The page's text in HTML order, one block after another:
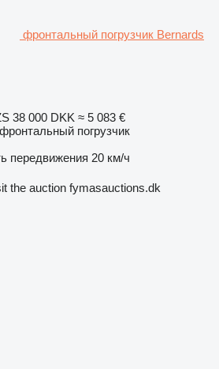
фронтальный погрузчик Bernards
38 000 DKK ≈ 5 083 €
погрузчик
передвижения 20 км/ч
the auction fymasauctions.dk